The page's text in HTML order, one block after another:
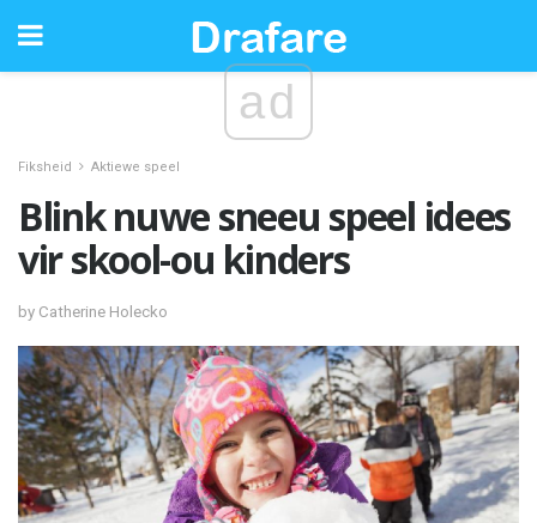
ad
Fiksheid Aktiewe speel
Blink nuwe sneeu speel idees
vir skool-ou kinders
by Catherine Holecko